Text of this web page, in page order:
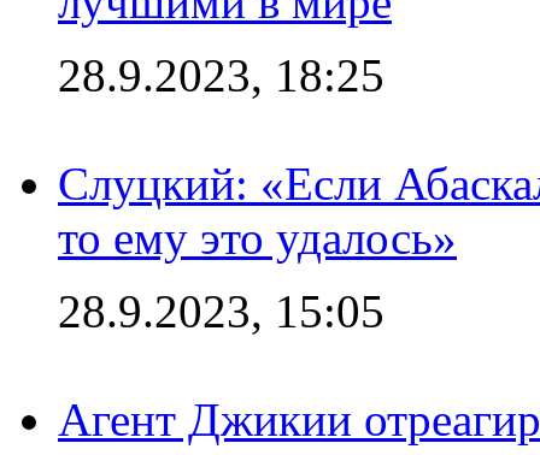
28.9.2023, 18:25
Слуцкий: «Если
то ему это удалось»
28.9.2023, 15:05
Агент Джикии